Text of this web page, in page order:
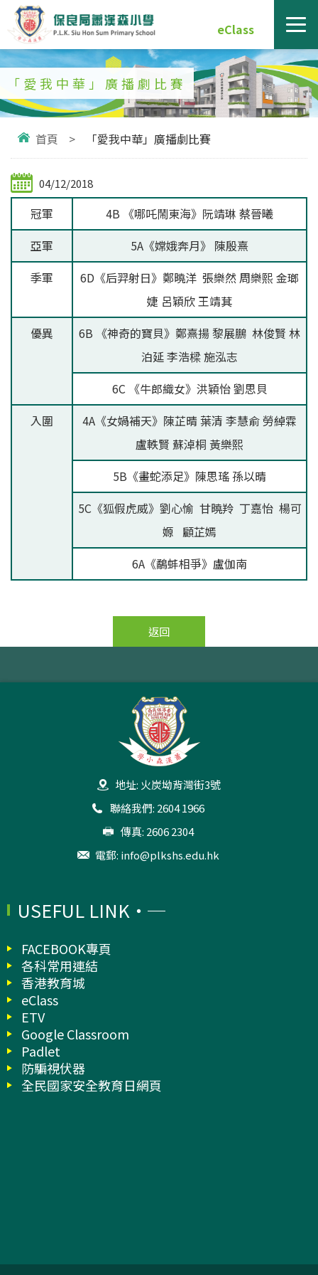
eClass
「愛我中華」廣播劇比賽
首頁 > 「愛我中華」廣播劇比賽
04/12/2018
冠軍
4B 《哪吒鬧東海》阮靖琳 蔡晉曦
亞軍
5A《嫦娥奔月》 陳殷熹
季軍
6D《后羿射日》鄭曉洋 張樂然 周樂熙 金瑯
婕 呂穎欣 王靖萁
優異
6B 《神奇的寶貝》鄭熹揚 黎展鵬 林俊賢 林
泊延 李浩樑 施泓志
6C 《牛郎織女》洪穎怡 劉思貝
入圍
4A《女媧補天》陳芷晴 葉清 李慧俞 勞綽霖
盧軼賢 蘇淖桐 黃樂熙
5B《畫蛇添足》陳思瑤 孫以晴
5C《狐假虎威》劉心愉 甘曉羚 丁嘉怡 楊可
嫄 顧芷嫣
6A《鷸蚌相爭》盧伽南
返回
地址: 火炭坳背灣街3號
聯絡我們: 2604 1966
傳真: 2606 2304
電郵: info@plkshs.edu.hk
USEFUL LINK
FACEBOOK專頁
各科常用連結
香港教育城
eClass
ETV
Google Classroom
Padlet
防騙視伏器
全民國家安全教育日網頁